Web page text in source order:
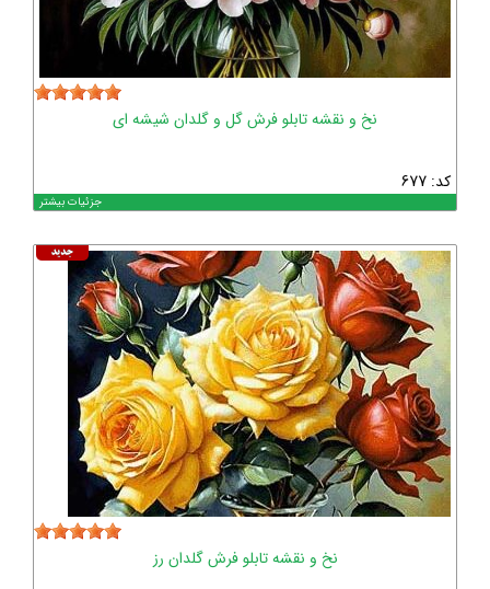
نخ و نقشه تابلو فرش گل و گلدان شیشه ای
کد: 677
جزئیات بیشتر
نخ و نقشه تابلو فرش گلدان رز